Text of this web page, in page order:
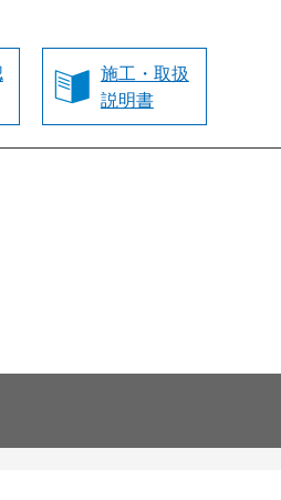
施工・取扱
説明書